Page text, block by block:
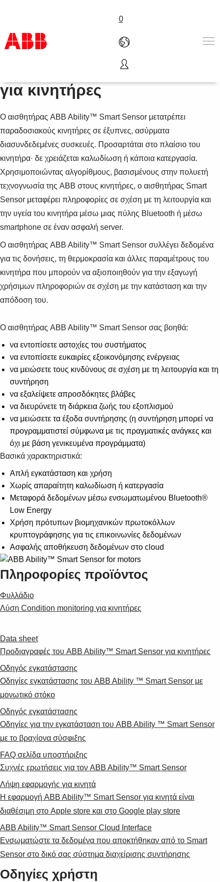
0
Προϊόντα & Λύσεις
Βιομηχανίες
Γνωρίστε μας
Where to buy
Επικοινωνία
Καριέρα
Suggestions
Products
See more products
Shopping list preview
0
ABB Ability™ Smart Sensor
για κινητήρες
Ο αισθητήρας ABB Ability™ Smart Sensor μετατρέπει
παραδοσιακούς κινητήρες σε έξυπνες, ασύρματα
διασυνδεδεμένες συσκευές. Προσαρτάται στο πλαίσιο του
κινητήρα· δε χρειάζεται καλωδίωση ή κάποια κατεργασία.
Χρησιμοποιώντας αλγορίθμους, βασισμένους στην πολυετή
τεχνογνωσία της ABB στους κινητήρες, ο αισθητήρας Smart
Sensor μεταφέρει πληροφορίες σε σχέση με τη λειτουργία και
την υγεία του κινητήρα μέσω μιας πύλης Bluetooth ή μέσω
smartphone σε έναν ασφαλή server.
Ο αισθητήρας ABB Ability™ Smart Sensor συλλέγει δεδομένα
για τις δονήσεις, τη θερμοκρασία και άλλες παραμέτρους του
κινητήρα που μπορούν να αξιοποιηθούν για την εξαγωγή
χρήσιμων πληροφοριών σε σχέση με την κατάσταση και την
απόδοση του.
Ο αισθητήρας ABB Ability™ Smart Sensor σας βοηθά:
να εντοπίσετε αστοχίες του συστήματος
να εντοπίσετε ευκαιρίες εξοικονόμησης ενέργειας
να μειώσετε τους κινδύνους σε σχέση με τη λειτουργία και τη
συντήρηση
να εξαλείψετε απροσδόκητες βλάβες
να διευρύνετε τη διάρκεια ζωής του εξοπλισμού
να μειώσετε τα έξοδα συντήρησης (η συντήρηση μπορεί να
προγραμματιστεί σύμφωνα με τις πραγματικές ανάγκες και
όχι με βάση γενικευμένα προγράμματα)
Βασικά χαρακτηριστικά:
Απλή εγκατάσταση και χρήση
Χωρίς απαραίτητη καλωδίωση ή κατεργασία
Μεταφορά δεδομένων μέσω ενσωματωμένου Bluetooth®
Low Energy
Χρήση πρότυπων βιομηχανικών πρωτοκόλλων
κρυπτογράφησης για τις επικοινωνίες δεδομένων
Ασφαλής αποθήκευση δεδομένων στο cloud
Πληροφορίες προϊόντος
Φυλλάδιο
Λύση Condition monitoring για κινητήρες
Data sheet
Προδιαγραφές του ABB Ability™ Smart Sensor για κινητήρες
Οδηγός εγκατάστασης
Οδηγίες εγκατάστασης του ABB Ability ™ Smart Sensor με
μονωτικό στόκο
Οδηγός εγκατάστασης
Οδηγίες για την εγκατάσταση του ABB Ability ™ Smart Sensor
με το βραχίονα σύσφιξης
FAQ σελίδα υποστήριξης
Συχνές ερωτήσεις για τον ABB Ability™ Smart Sensor
Λήψη εφαρμογής για κινητά
Η εφαρμογή ABB Ability™ Smart Sensor για κινητά είναι
διαθέσιμη στο Apple store και στο Google play store
ABB Ability™ Smart Sensor Cloud Interface
Ενσωματώστε τα δεδομένα που αποκτήθηκαν από το Smart
Sensor στο δικό σας σύστημα διαχείρισης συντήρησης
Οδηγίες χρήστη